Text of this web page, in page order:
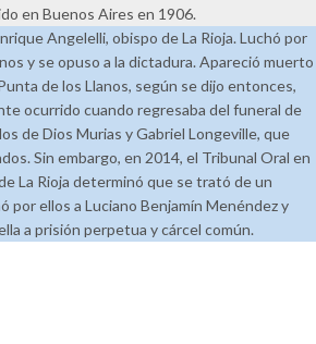
en Buenos Aires en 1906.
Angelelli, obispo de La Rioja. Luchó por
y se opuso a la dictadura. Apareció muerto
de los Llanos, según se dijo entonces,
ocurrido cuando regresaba del funeral de
de Dios Murias y Gabriel Longeville, que
Sin embargo, en 2014, el Tribunal Oral en
La Rioja determinó que se trató de un
por ellos a Luciano Benjamín Menéndez y
a prisión perpetua y cárcel común.